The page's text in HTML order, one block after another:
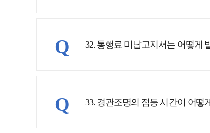
Q 32. 통행료 미납고지서는 어떻게
Q 33. 경관조명의 점등 시간이 어떻